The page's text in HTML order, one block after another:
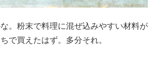
。粉末で料理に混ぜ込みやすい材料が
で買えたはず。多分それ。